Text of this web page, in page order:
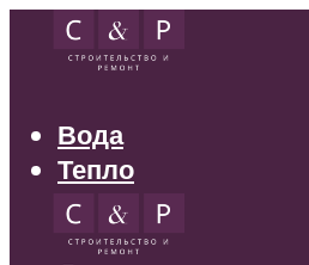
Вода
Тепло
Электрика
Свет